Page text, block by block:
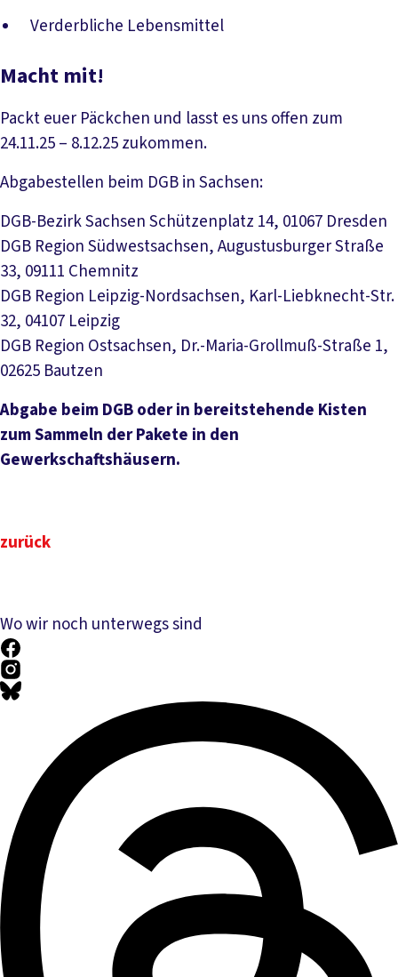
Verderbliche Lebensmittel
Macht mit!
Packt euer Päckchen und lasst es uns offen zum
24.11.25 – 8.12.25 zukommen.
Abgabestellen beim DGB in Sachsen:
DGB-Bezirk Sachsen Schützenplatz 14, 01067 Dresden
DGB Region Südwestsachsen, Augustusburger Straße
33, 09111 Chemnitz
DGB Region Leipzig-Nordsachsen, Karl-Liebknecht-Str.
32, 04107 Leipzig
DGB Region Ostsachsen, Dr.-Maria-Grollmuß-Straße 1,
02625 Bautzen
Abgabe beim DGB oder in bereitstehende Kisten
zum Sammeln der Pakete in den
Gewerkschaftshäusern.
zurück
Wo wir noch unterwegs sind